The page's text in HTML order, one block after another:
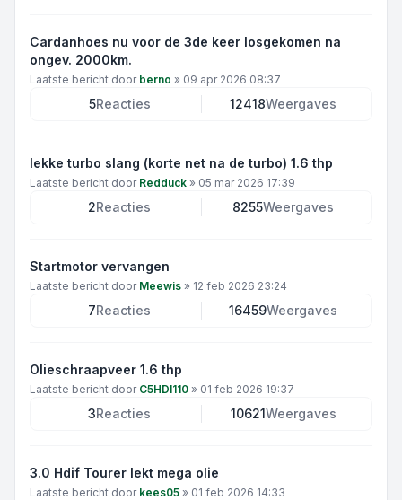
Cardanhoes nu voor de 3de keer losgekomen na
ongev. 2000km.
Laatste bericht door berno » 09 apr 2026 08:37
5Reacties 12418Weergaves
lekke turbo slang (korte net na de turbo) 1.6 thp
Laatste bericht door Redduck » 05 mar 2026 17:39
2Reacties 8255Weergaves
Startmotor vervangen
Laatste bericht door Meewis » 12 feb 2026 23:24
7Reacties 16459Weergaves
Olieschraapveer 1.6 thp
Laatste bericht door C5HDI110 » 01 feb 2026 19:37
3Reacties 10621Weergaves
3.0 Hdif Tourer lekt mega olie
Laatste bericht door kees05 » 01 feb 2026 14:33